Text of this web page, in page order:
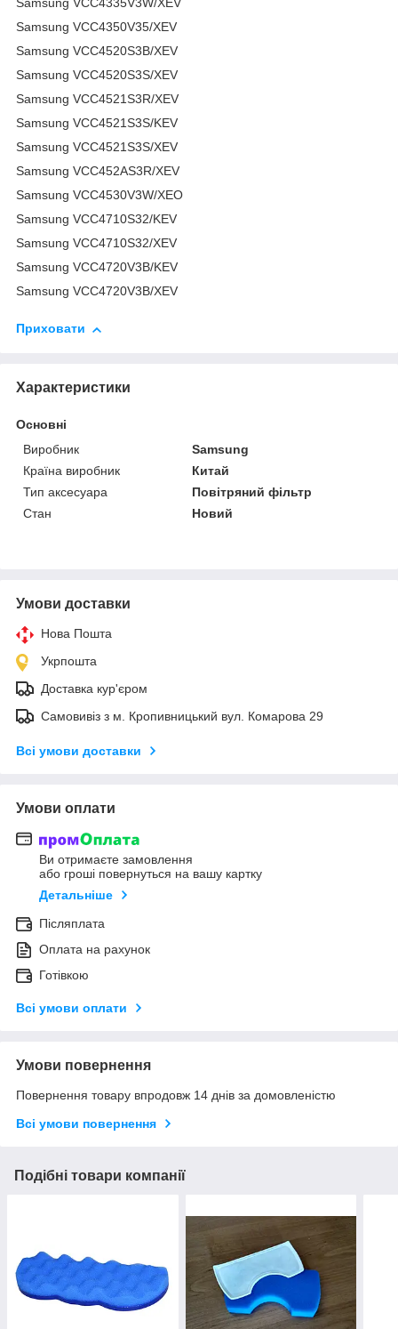
Samsung VCC4335V3W/XEV
Samsung VCC4350V35/XEV
Samsung VCC4520S3B/XEV
Samsung VCC4520S3S/XEV
Samsung VCC4521S3R/XEV
Samsung VCC4521S3S/KEV
Samsung VCC4521S3S/XEV
Samsung VCC452AS3R/XEV
Samsung VCC4530V3W/XEO
Samsung VCC4710S32/KEV
Samsung VCC4710S32/XEV
Samsung VCC4720V3B/KEV
Samsung VCC4720V3B/XEV
Приховати
Характеристики
Основні
Виробник
Samsung
Країна виробник
Китай
Тип аксесуара
Повітряний фільтр
Стан
Новий
Умови доставки
Нова Пошта
Укрпошта
Доставка кур'єром
Самовивіз з м. Кропивницький вул. Комарова 29
Всі умови доставки
Умови оплати
Ви отримаєте замовлення
або гроші повернуться на вашу картку
Детальніше
Післяплата
Оплата на рахунок
Готівкою
Всі умови оплати
Умови повернення
Повернення товару впродовж 14 днів за домовленістю
Всі умови повернення
Подібні товари компанії